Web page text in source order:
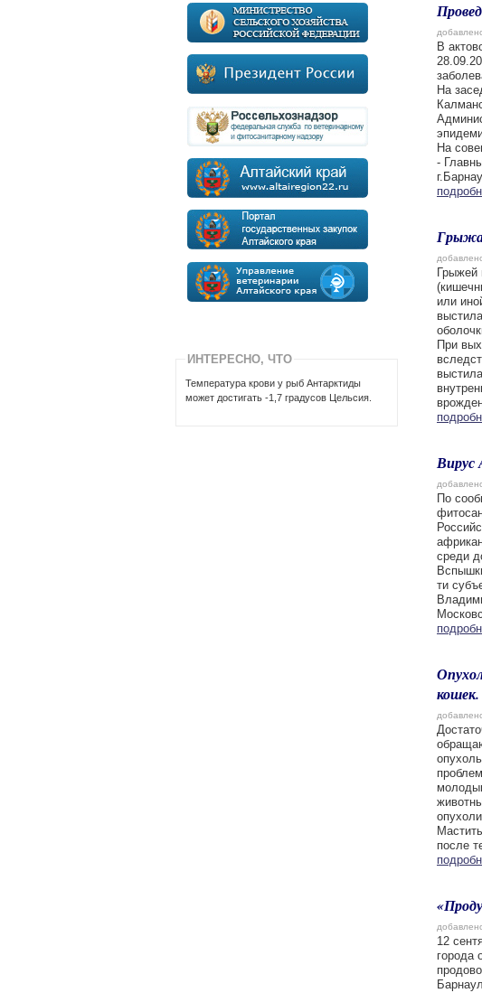
ИНТЕРЕСНО, ЧТО
Температура крови у рыб Антарктиды
может достигать -1,7 градусов Цельсия.
В
На
На
-
Грыжей
или
При
Вирус
По
среди
ти
кошек.
после
12
города